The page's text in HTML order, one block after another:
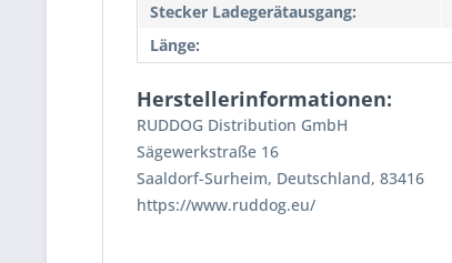
Stecker Ladegerätausgang:
Länge:
Herstellerinformationen:
RUDDOG Distribution GmbH
Sägewerkstraße 16
Saaldorf-Surheim, Deutschland, 83416
https://www.ruddog.eu/